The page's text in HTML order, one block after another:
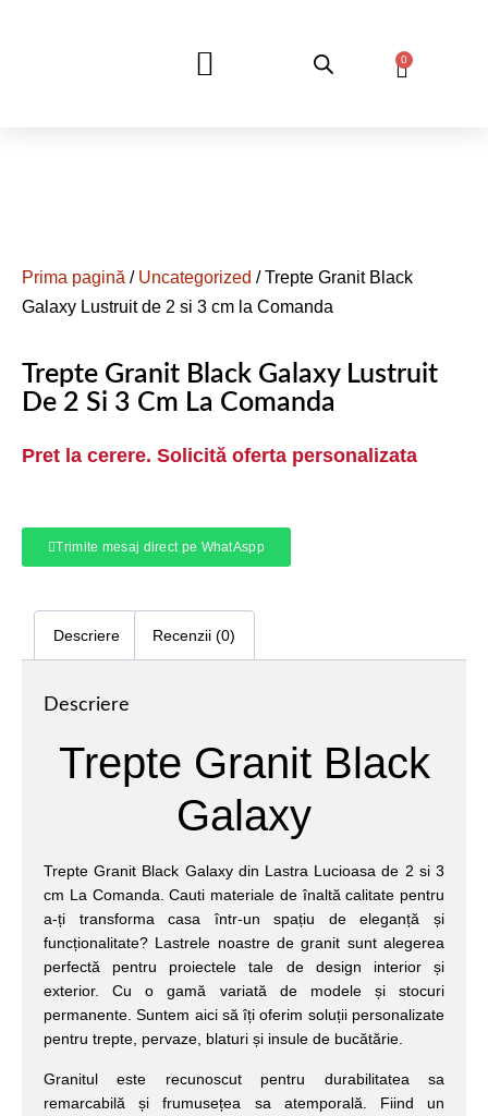
0
Prima pagină / Uncategorized / Trepte Granit Black
Galaxy Lustruit de 2 si 3 cm la Comanda
Trepte Granit Black Galaxy Lustruit
De 2 Si 3 Cm La Comanda
Pret la cerere. Solicită oferta personalizata
Trimite mesaj direct pe WhatAspp
Descriere Recenzii (0)
Descriere
Trepte Granit Black
Galaxy
Trepte Granit Black Galaxy din Lastra Lucioasa de 2 si 3
cm La Comanda. Cauti materiale de înaltă calitate pentru
a-ți transforma casa într-un spațiu de eleganță și
funcționalitate? Lastrele noastre de granit sunt alegerea
perfectă pentru proiectele tale de design interior și
exterior. Cu o gamă variată de modele și stocuri
permanente. Suntem aici să îți oferim soluții personalizate
pentru trepte, pervaze, blaturi și insule de bucătărie.
Granitul este recunoscut pentru durabilitatea sa
remarcabilă și frumusețea sa atemporală. Fiind un